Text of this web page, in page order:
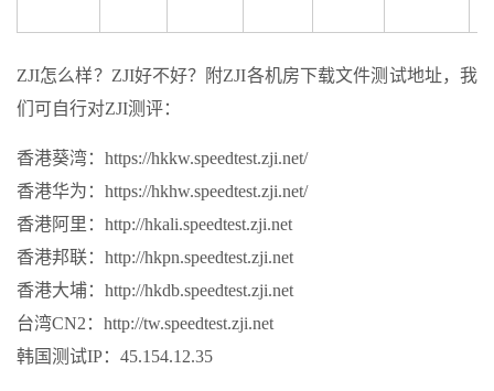
ZJI怎么样？ZJI好不好？附ZJI各机房下载文件测试地址，我
们可自行对ZJI测评：
香港葵湾：https://hkkw.speedtest.zji.net/
香港华为：https://hkhw.speedtest.zji.net/
香港阿里：http://hkali.speedtest.zji.net
香港邦联：http://hkpn.speedtest.zji.net
香港大埔：http://hkdb.speedtest.zji.net
台湾CN2：http://tw.speedtest.zji.net
韩国测试IP：45.154.12.35